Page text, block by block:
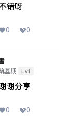
不错呀
0 0
雪
基期
Lv1
谢分享
0 0